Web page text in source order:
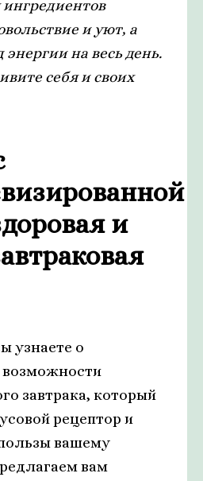
и уют, а
энергии на весь день.
себя и своих
и
узнаете о
возможности
завтрака, который
рецептор и
вашему
вам